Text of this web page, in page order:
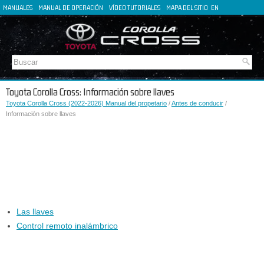
MANUALES MANUAL DE OPERACIÓN VÍDEO TUTORIALES MAPA DEL SITIO EN
FR
IT
Toyota Corolla Cross: Información sobre llaves
Toyota Corolla Cross (2022-2026) Manual del propetario /Antes de conducir /
Información sobre llaves
Las llaves
Control remoto inalámbrico